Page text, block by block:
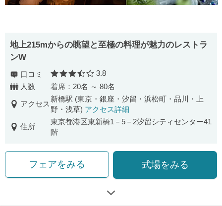
地上215mからの眺望と至極の料理が魅力のレストラ
ンW
口コミ 口コミ評価
3.8
人数
着席：20名 ～ 80名
アクセス
新橋駅 (東京・銀座・汐留・浜松町・品川・上
野・浅草) アクセス詳細
住所
東京都港区東新橋1－5－2汐留シティセンター41
階
フェアをみる 式場をみる